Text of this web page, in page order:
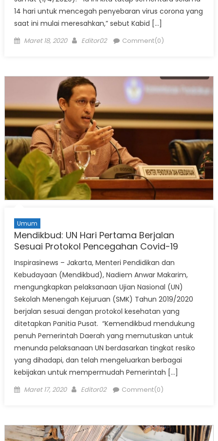
14 hari untuk mencegah penyebaran virus corona yang
saat ini mulai meresahkan,” sebut Kabid […]
Posted
Maret 18, 2020 Author
Editor02 Comment(0)
Umum
Mendikbud: UN Hari Pertama Berjalan
Sesuai Protokol Pencegahan Covid-19
Inspirasinews – Jakarta, Menteri Pendidikan dan
Kebudayaan (Mendikbud), Nadiem Anwar Makarim,
mengungkapkan pelaksanaan Ujian Nasional (UN)
Sekolah Menengah Kejuruan (SMK) Tahun 2019/2020
berjalan sesuai dengan protokol kesehatan yang
ditetapkan Panitia Pusat. “Kemendikbud mendukung
penuh Pemerintah Daerah yang memutuskan untuk
menunda pelaksanaan UN berdasarkan tingkat resiko
yang dihadapi, dan telah mengeluarkan berbagai
kebijakan untuk mempermudah Pemerintah […]
Posted
Maret 17, 2020 Author
Editor02 Comment(0)